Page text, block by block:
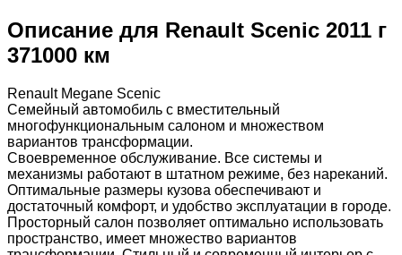
Описание для Renault Scenic 2011 г
371000 км
Renault Megane Scenic
Семейный автомобиль с вместительный
многофункциональным салоном и множеством
вариантов трансформации.
Своевременное обслуживание. Все системы и
механизмы работают в штатном режиме, без нареканий.
Оптимальные размеры кузова обеспечивают и
достаточный комфорт, и удобство эксплуатации в городе.
Просторный салон позволяет оптимально использовать
пространство, имеет множество вариантов